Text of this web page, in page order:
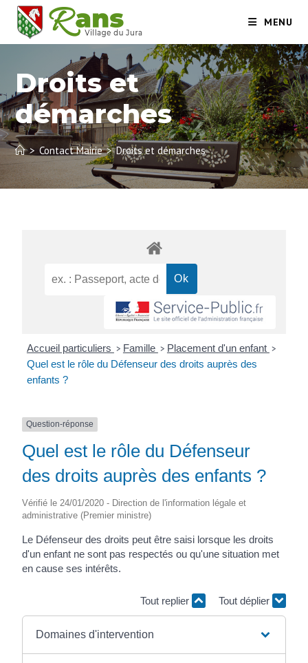
MENU
Droits et
démarches
> Contact Mairie > Droits et démarches
Accueil particuliers > Famille > Placement d'un enfant >
Quel est le rôle du Défenseur des droits auprès des
enfants ?
Question-réponse
Quel est le rôle du Défenseur
des droits auprès des enfants ?
Vérifié le 24/01/2020 - Direction de l'information légale et
administrative (Premier ministre)
Le Défenseur des droits peut être saisi lorsque les droits
d'un enfant ne sont pas respectés ou qu'une situation met
en cause ses intérêts.
Tout replier Tout déplier
Domaines d'intervention